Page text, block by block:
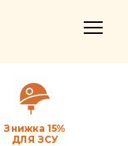
Знижка 15%
ДЛЯ ЗСУ